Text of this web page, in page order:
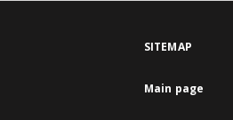
SITEMAP
Main page